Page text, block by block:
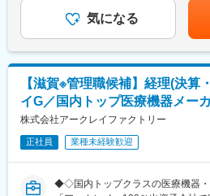
※社員一人ひとりのモチベーショ
大切にしており、査定とは別に定
ます。業務面だけでなくキャリア
生きと長期的に活躍できる環境づ
■当社について：
当社は、臨床検査機器および体外
クレイ株式会社の生産部門であり
ー工場です。研究・開発から製造
野では国内トップクラスの地位を
当社は最新のIoT技術に注力してお
に行われていた薬剤管理を、全自
く貢献しています。
■当社営業の魅力
・調剤というニッチな分野で、業
製品が多数あります。寡占市場だ
る顧客からいかにシェアを獲得す
ります。
・医師や薬局長など、その分野を
るためには、自社製品だけでなく
＞※給与詳細は、年齢・スキルを
回■賞与：年2回年収420万円／30
経験7年賃金はあくまでも目安の
る可能性があります。月給(月額)
気になる
【滋賀※管理職候補】経理(決
イG／国内トップ医療機器メー
株式会社アークレイファクトリー
正社員 業種未経験歓迎
◆◇国内トップクラスの医療機器・